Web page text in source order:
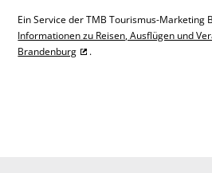
Ein Service der TMB Tourismus-Marketing
Informationen zu Reisen, Ausflügen und
Brandenburg
.